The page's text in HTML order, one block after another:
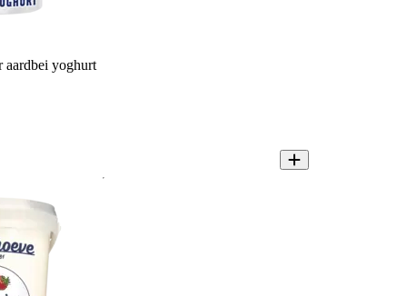
aardbei yoghurt